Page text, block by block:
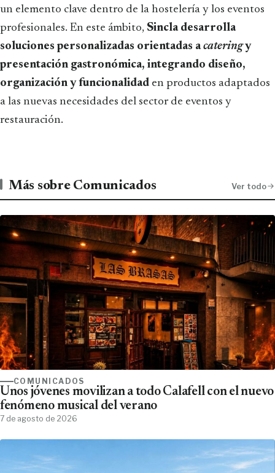
un elemento clave dentro de la hostelería y los eventos
profesionales. En este ámbito, Sincla desarrolla
soluciones personalizadas orientadas acateringy
presentación gastronómica, integrando diseño,
organización y funcionalidad en productos adaptados
a las nuevas necesidades del sector de eventos y
restauración.
Más sobre Comunicados Ver todo
COMUNICADOS
Unos jóvenes movilizan a todo Calafell con el nuevo
fenómeno musical del verano
7 de agosto de 2026